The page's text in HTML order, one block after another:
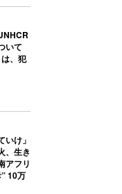
いて
、犯
いけ」
、生き
アフリ
10万